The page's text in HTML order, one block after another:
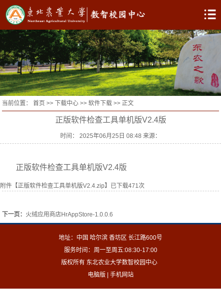
当前位置：首页 >> 下载中心 >>软件下载 >> 正文
正版软件检查工具单机版V2.4版
时间： 2025年06月25日 08:48 来源：
正版软件检查工具单机版V2.4版
附件【正版软件检查工具单机版V2.4.zip】已下载471次
下一页： 火绒应用商店HrAppStore-1.0.0.6
地址：中国 哈尔滨 香坊区 长江路600号
服务时间：周一至周五:08:30-17:00
版权所有 东北农业大学数智校园中心
电脑版
手机网站